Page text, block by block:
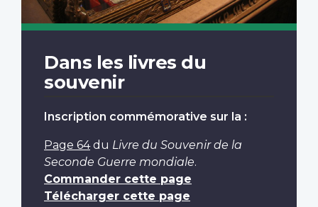
Dans les livres du
souvenir
Inscription commémorative sur la :
Page 64du Livre du Souvenir de la
Seconde Guerre mondiale.
Commander cette page
Télécharger cette page